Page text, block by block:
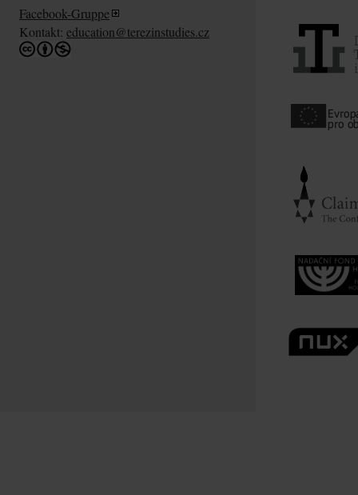
Facebook-Gruppe
Kontakt: education@terezinstudies.cz